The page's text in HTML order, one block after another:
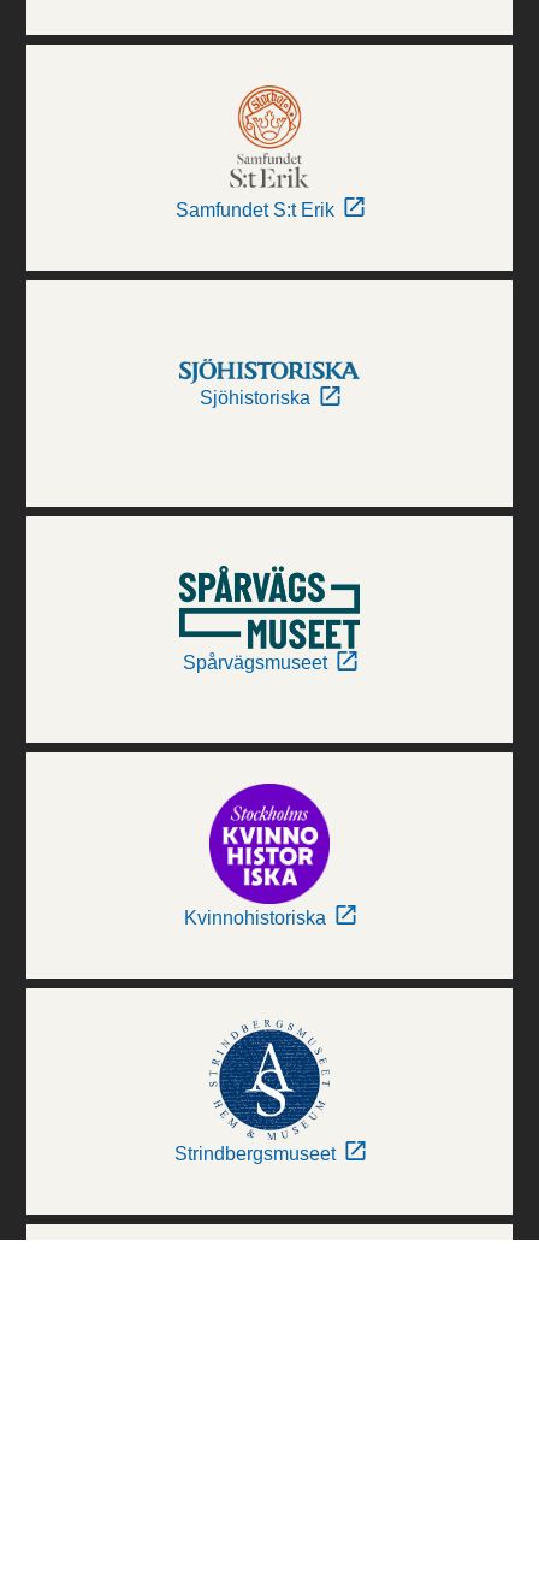
Samfundet S:t Erik
Sjöhistoriska
Spårvägsmuseet
Kvinnohistoriska
Strindbergsmuseet